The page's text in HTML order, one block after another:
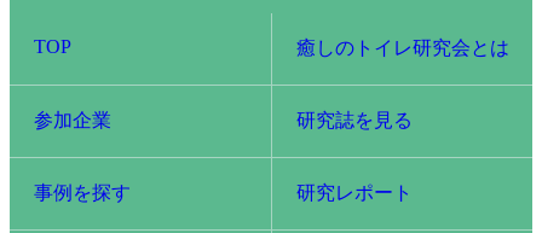
TOP 癒しのトイレ研究会とは
参加企業 研究誌を見る
事例を探す 研究レポート